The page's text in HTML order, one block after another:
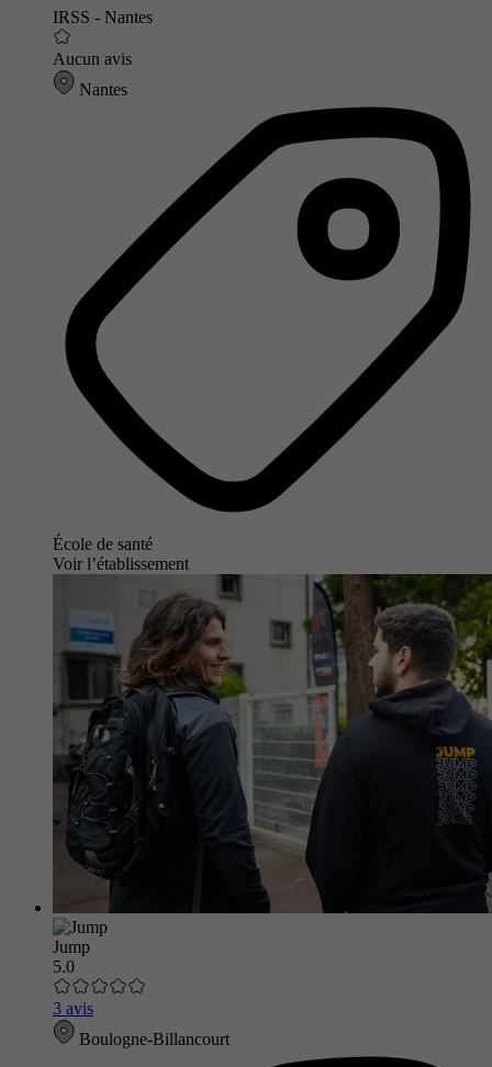
IRSS - Nantes
Aucun avis
Nantes
École de santé
Voir l’établissement
Jump
5.0
3 avis
Boulogne-Billancourt